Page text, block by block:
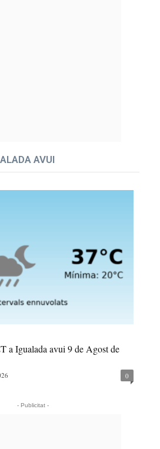
AVUI
a Igualada avui 9 de Agost de
0
- Publicitat -